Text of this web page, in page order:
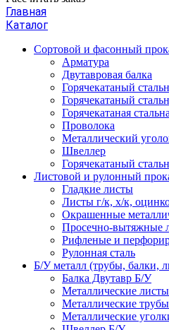
Главная
Каталог
Сортовой и фасонный
Арматура
Двутавровая балка
Горячекатаный
Горячекатаный
Горячекатаная
Проволока
Металлический
Швеллер
Горячекатаный
Листовой и рулонный
Гладкие листы
Листы г/к, х/к,
Окрашенные
Просечно-вытяжные
Рифленые и
Рулонная сталь
Б/У металл (трубы, балки,
Балка Двутавр Б/У
Металлические
Металлические
Металлические